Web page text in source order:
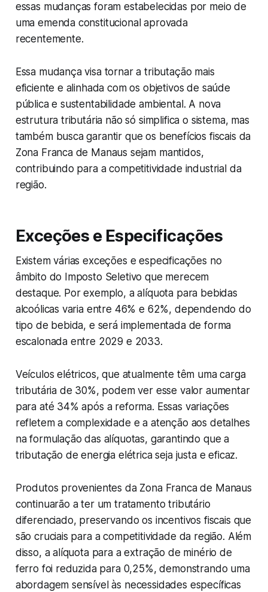
essas mudanças foram estabelecidas por meio de
uma emenda constitucional aprovada
recentemente.
Essa mudança visa tornar a tributação mais
eficiente e alinhada com os objetivos de saúde
pública e sustentabilidade ambiental. A nova
estrutura tributária não só simplifica o sistema, mas
também busca garantir que os benefícios fiscais da
Zona Franca de Manaus sejam mantidos,
contribuindo para a competitividade industrial da
região.
Exceções e Especificações
Existem várias exceções e especificações no
âmbito do Imposto Seletivo que merecem
destaque. Por exemplo, a alíquota para bebidas
alcoólicas varia entre 46% e 62%, dependendo do
tipo de bebida, e será implementada de forma
escalonada entre 2029 e 2033.
Veículos elétricos, que atualmente têm uma carga
tributária de 30%, podem ver esse valor aumentar
para até 34% após a reforma. Essas variações
refletem a complexidade e a atenção aos detalhes
na formulação das alíquotas, garantindo que a
tributação de energia elétrica seja justa e eficaz.
Produtos provenientes da Zona Franca de Manaus
continuarão a ter um tratamento tributário
diferenciado, preservando os incentivos fiscais que
são cruciais para a competitividade da região. Além
disso, a alíquota para a extração de minério de
ferro foi reduzida para 0,25%, demonstrando uma
abordagem sensível às necessidades específicas